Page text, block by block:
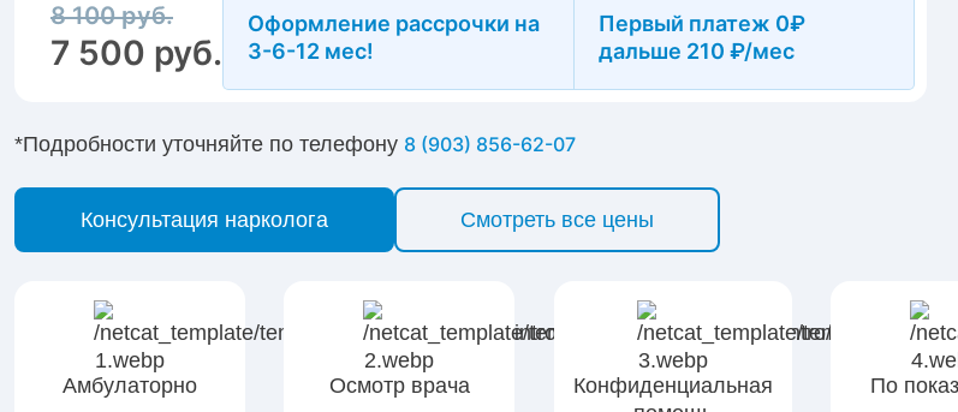
8 100 руб.
7 500 руб.
Оформление рассрочки на
3-6-12 мес!
Первый платеж 0₽
дальше 210 ₽/мес
*Подробности уточняйте по телефону 8 (903) 856-62-07
Консультация нарколога Смотреть все цены
Амбулаторно Осмотр врача
Конфиденциальная
По